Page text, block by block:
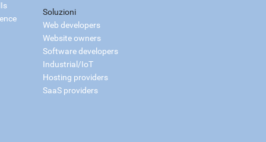
Soluzioni
Web developers
Website owners
Software developers
Industrial/IoT
Hosting providers
SaaS providers